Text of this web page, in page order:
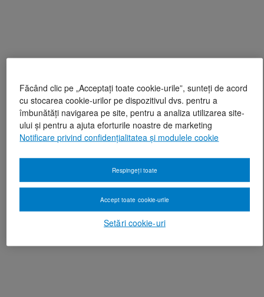
Făcând clic pe „Acceptați toate cookie-urile”, sunteți de acord
cu stocarea cookie-urilor pe dispozitivul dvs. pentru a
îmbunătăți navigarea pe site, pentru a analiza utilizarea site-
ului și pentru a ajuta eforturile noastre de marketing
Notificare privind confidențialitatea și modulele cookie
Setări cookie-uri
Respingeți toate
Accept toate cookie-urile